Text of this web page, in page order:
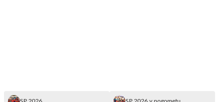
SP 2026 SP 2026 v nogometu